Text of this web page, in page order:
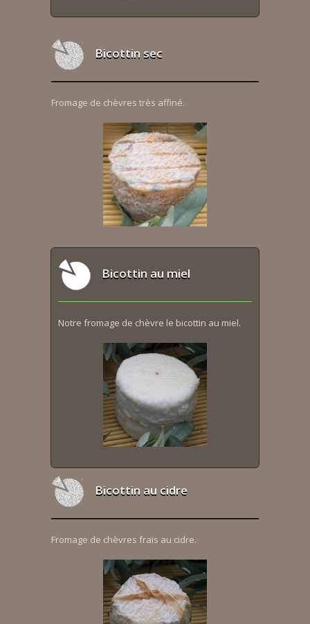
Bicottin sec
Fromage de chèvres très affiné.
Bicottin au miel
Notre fromage de chèvre le bicottin au miel.
Bicottin au cidre
Fromage de chèvres frais au cidre.